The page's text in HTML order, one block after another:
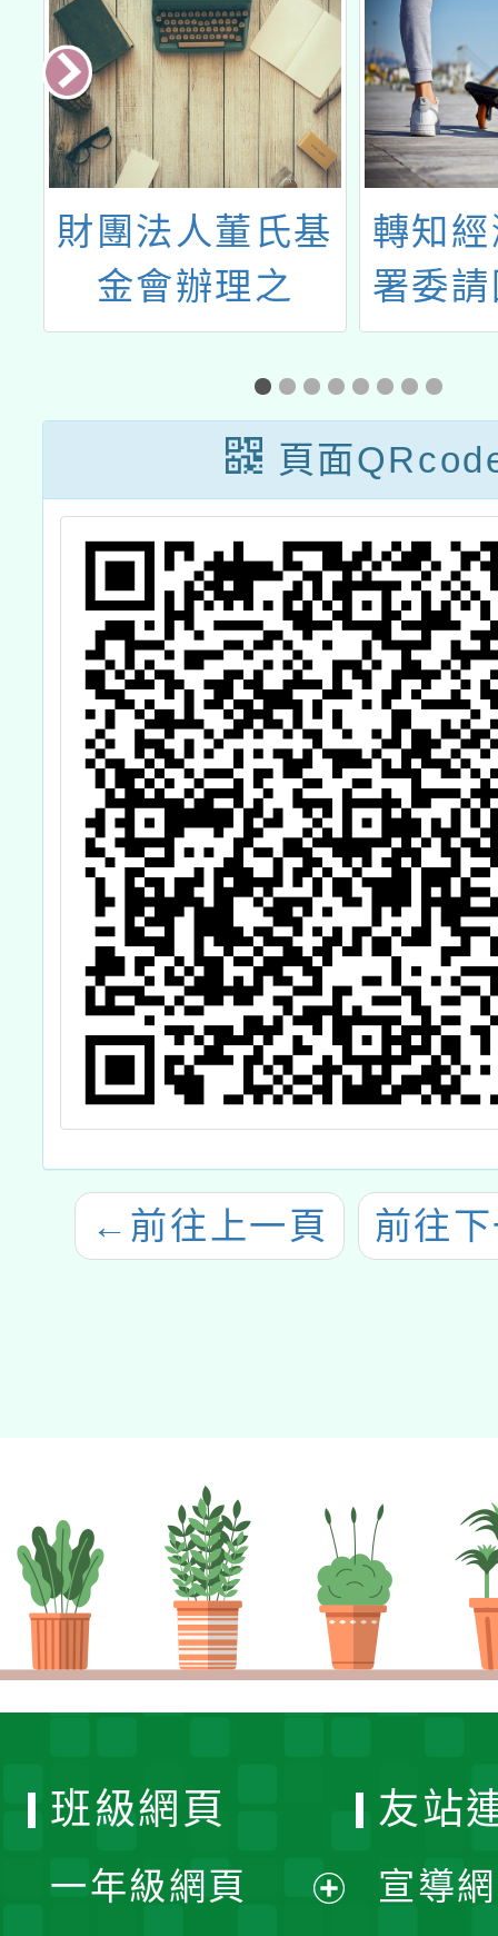
財團法人董氏基
金會辦理之
「Pause &
Think」停止網
路霸凌海報徵件
比賽活動資訊
轉知
署委
師範
「114
中小
創意七
劇場
頁面
← 前往上一頁 前往
班級網頁
一年級網頁
友站
宣導